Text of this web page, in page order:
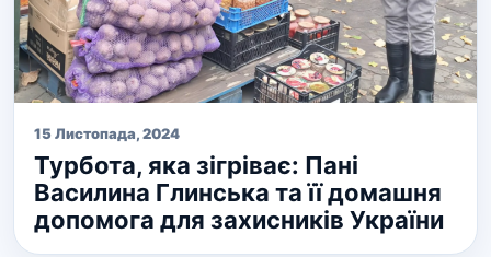
15 Листопада, 2024
Турбота, яка зігріває: Пані
Василина Глинська та її домашня
допомога для захисників України